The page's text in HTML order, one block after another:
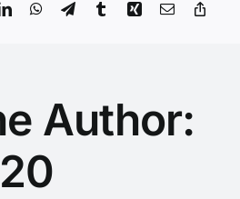
LinkedInWhatsApp
TelegramTumblrXing Email
Author: